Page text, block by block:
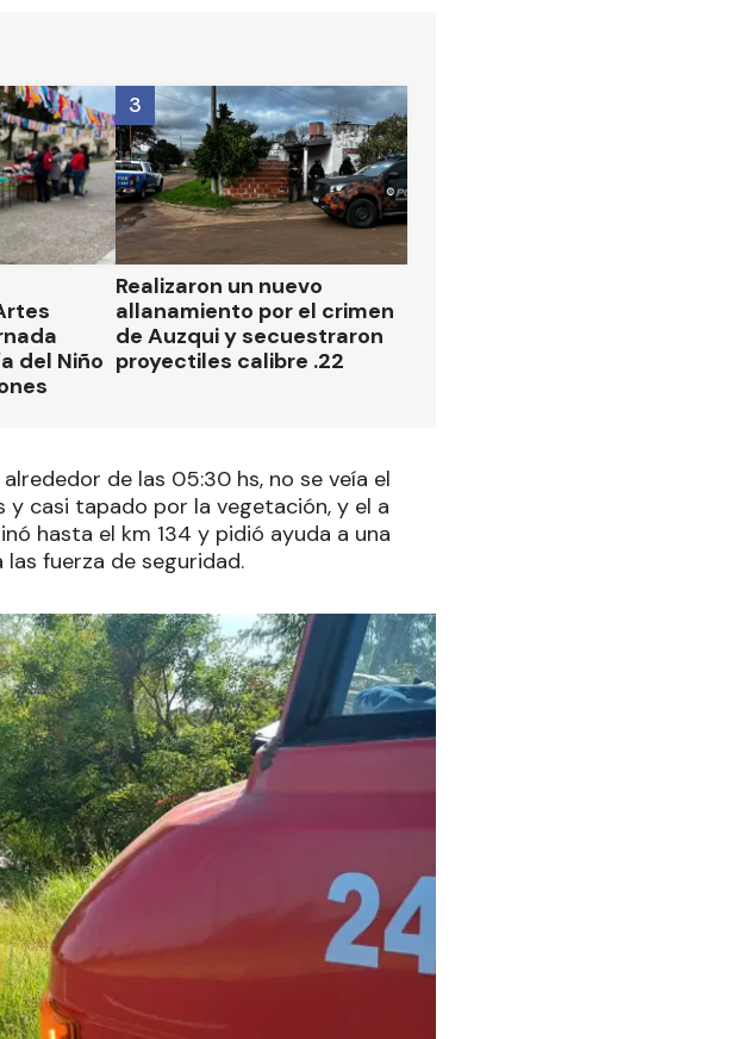
del Niño
Realizaron un nuevo
allanamiento por el crimen
de Auzqui y secuestraron
proyectiles calibre .22
3
de las 05:30 hs, no se veía el
casi tapado por la vegetación, y el a
hasta el km 134 y pidió ayuda a una
fuerza de seguridad.